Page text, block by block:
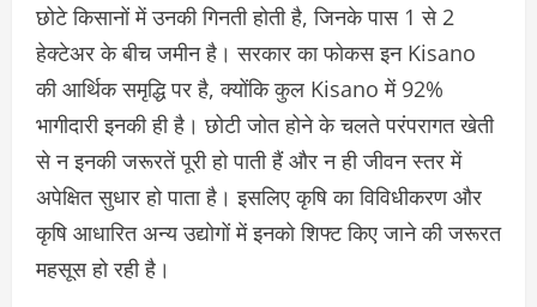
छोटे किसानों में उनकी गिनती होती है, जिनके पास 1 से 2
हेक्टेअर के बीच जमीन है। सरकार का फोकस इन Kisano
की आर्थिक समृद्धि पर है, क्योंकि कुल Kisano में 92%
भागीदारी इनकी ही है। छोटी जोत होने के चलते परंपरागत खेती
से न इनकी जरूरतें पूरी हो पाती हैं और न ही जीवन स्तर में
अपेक्षित सुधार हो पाता है। इसलिए कृषि का विविधीकरण और
कृषि आधारित अन्य उद्योगों में इनको शिफ्ट किए जाने की जरूरत
महसूस हो रही है।